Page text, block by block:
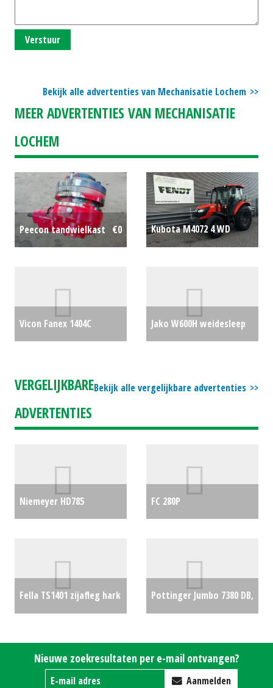
Verstuur
Bekijk alle advertenties van Mechanisatie Lochem
MEER ADVERTENTIES VAN MECHANISATIE
LOCHEM
Peecon tandwielkast €0
Kubota M4072 4 WD
Vicon Fanex 1404C
Jako W600H weidesleep
Bekijk alle vergelijkbare advertenties
VERGELIJKBARE
ADVERTENTIES
Niemeyer HD785
FC 280P
Fella TS1401 zijafleg hark
Pottinger Jumbo 7380 DB,
Nieuwe zoekresultaten per e-mail ontvangen?
Aanmelden